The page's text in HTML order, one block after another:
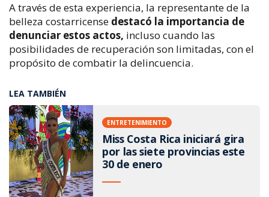
A través de esta experiencia, la representante de la
belleza costarricense destacó la importancia de
denunciar estos actos, incluso cuando las
posibilidades de recuperación son limitadas, con el
propósito de combatir la delincuencia.
LEA TAMBIÉN
ENTRETENIMIENTO
Miss Costa Rica iniciará gira
por las siete provincias este
30 de enero